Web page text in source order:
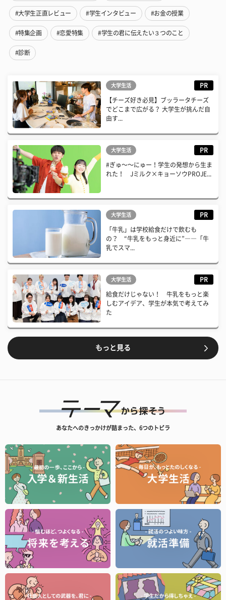
#大学生正直レビュー #学生インタビュー #お金の授業
#特集企画 #恋愛特集 #学生の君に伝えたい３つのこと
#診断
大学生活 PR
【チーズ好き必見】ブッラータチーズ
でどこまで広がる？ 大学生が挑んだ自
由す...
大学生活 PR
#ぎゅ〜〜にゅー！学生の発想から生ま
れた！ Jミルク×キョーソウPROJE...
大学生活 PR
「牛乳」は学校給食だけで飲むも
の？ “牛乳をもっと身近に”――「牛
乳でスマ...
大学生活 PR
給食だけじゃない！ 牛乳をもっと楽
しむアイデア、学生が本気で考えてみ
た
もっと見る
あなたへのきっかけが詰まった、6つのトビラ